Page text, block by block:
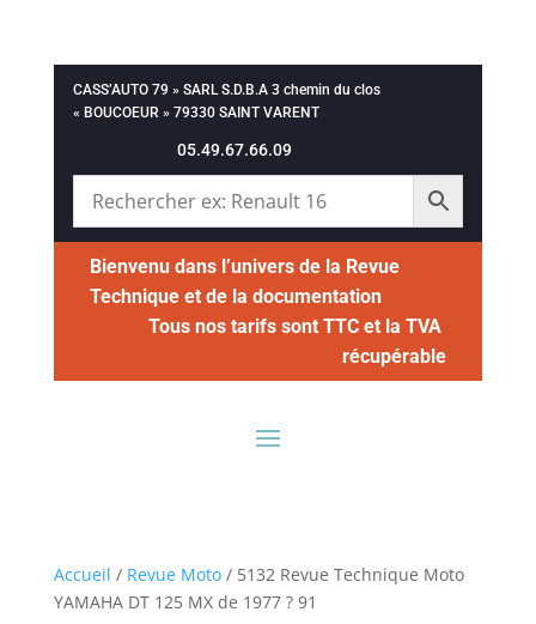
CASS’AUTO 79 » SARL S.D.B.A 3 chemin du clos
« BOUCOEUR » 79330 SAINT VARENT
05.49.67.66.09
Bienvenu dans l’univers de la Revue
Technique et de la documentation
Tous nos tarifs sont TTC et la TVA
récupérable
Accueil / Revue Moto/ 5132 Revue Technique Moto
YAMAHA DT 125 MX de 1977 ? 91